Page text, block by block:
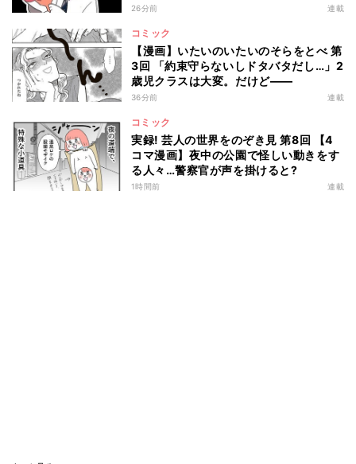
26分前 連載
コミック
【漫画】いたいのいたいのそらをとべ 第
3回 「約束守らないしドタバタだし…」2
歳児クラスは大変。だけど――
36分前 連載
コミック
実録! 芸人の世界をのぞき見 第8回 【4
コマ漫画】夜中の公園で怪しい動きをす
る人々…警察官が声を掛けると?
1時間前 連載